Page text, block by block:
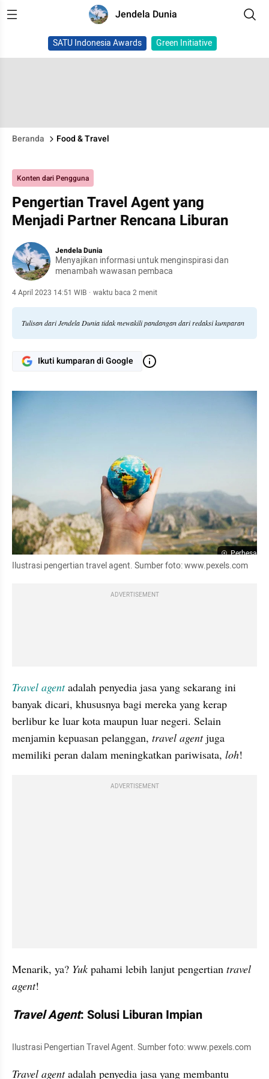
Jendela Dunia
SATU Indonesia Awards Green Initiative
Beranda Food & Travel
Konten dari Pengguna
Pengertian Travel Agent yang
Menjadi Partner Rencana Liburan
Jendela Dunia
Menyajikan informasi untuk menginspirasi dan
menambah wawasan pembaca
4 April 2023 14:51 WIB · waktu baca 2 menit
Tulisan dari Jendela Dunia tidak mewakili pandangan dari redaksi kumparan
Ikuti kumparan di Google
Perbesar
Ilustrasi pengertian travel agent. Sumber foto: www.pexels.com
ADVERTISEMENT
Travel agent adalah penyedia jasa yang sekarang ini
banyak dicari, khususnya bagi mereka yang kerap
berlibur ke luar kota maupun luar negeri. Selain
menjamin kepuasan pelanggan, travel agent juga
memiliki peran dalam meningkatkan pariwisata, loh!
ADVERTISEMENT
Menarik, ya? Yuk pahami lebih lanjut pengertian travel
agent!
Travel Agent: Solusi Liburan Impian
Ilustrasi Pengertian Travel Agent. Sumber foto: www.pexels.com
Travel agent adalah penyedia jasa yang membantu